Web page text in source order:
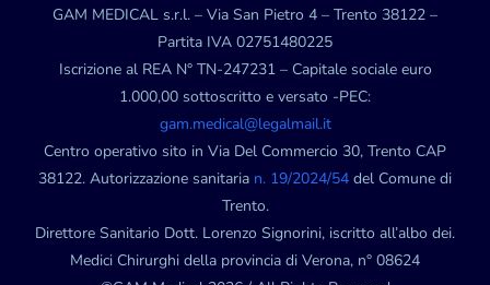
GAM MEDICAL s.r.l. – Via San Pietro 4 – Trento 38122 –
Partita IVA 02751480225
Iscrizione al REA N° TN-247231 – Capitale sociale euro
1.000,00 sottoscritto e versato -PEC:
gam.medical@legalmail.it
Centro operativo sito in Via Del Commercio 30, Trento CAP
38122. Autorizzazione sanitaria n. 19/2024/54 del Comune di
Trento.
Direttore Sanitario Dott. Lorenzo Signorini, iscritto all’albo dei.
Medici Chirurghi della provincia di Verona, n° 08624